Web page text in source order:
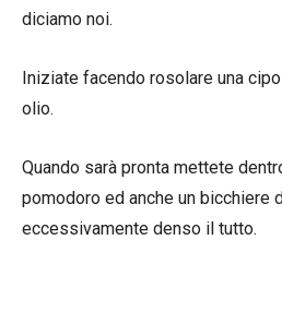
diciamo noi.
Iniziate facendo rosolare una
olio.
Quando sarà pronta mettete
pomodoro ed anche un bicchiere
eccessivamente denso il tutto.